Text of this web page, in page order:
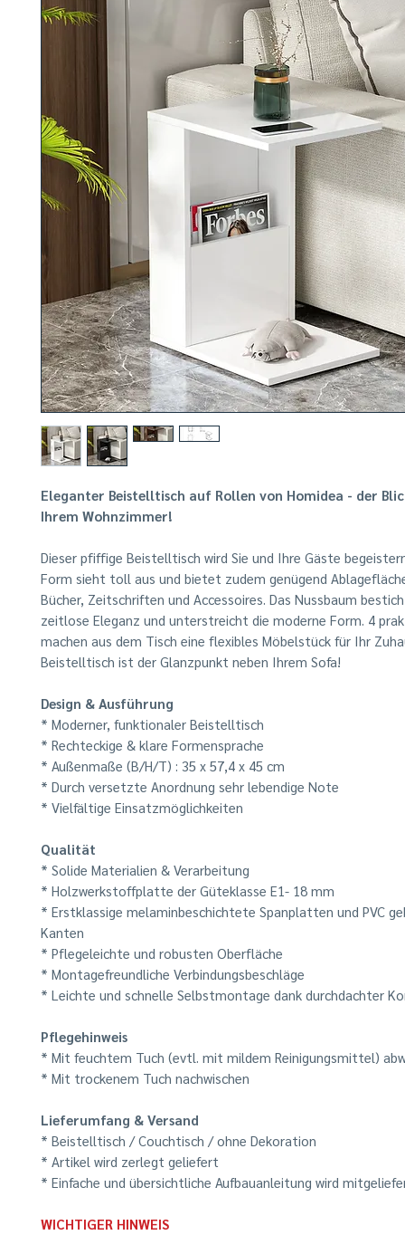
Eleganter Beistelltisch auf Rollen von Homidea - der
Ihrem Wohnzimmer!
Dieser pfiffige Beistelltisch wird Sie und Ihre Gäste
Form sieht toll aus und bietet zudem genügend
Bücher, Zeitschriften und Accessoires. Das Nussbaum
zeitlose Eleganz und unterstreicht die moderne Form. 4
machen aus dem Tisch eine flexibles Möbelstück für Ihr
Beistelltisch ist der Glanzpunkt neben Ihrem Sofa!
Design & Ausführung
* Moderner, funktionaler Beistelltisch
* Rechteckige & klare Formensprache
* Außenmaße (B/H/T) : 35 x 57,4 x 45 cm
* Durch versetzte Anordnung sehr lebendige Note
* Vielfältige Einsatzmöglichkeiten
Qualität
* Solide Materialien & Verarbeitung
* Holzwerkstoffplatte der Güteklasse E1- 18 mm
* Erstklassige melaminbeschichtete Spanplatten und PVC
Kanten
* Pflegeleichte und robusten Oberfläche
* Montagefreundliche Verbindungsbeschläge
* Leichte und schnelle Selbstmontage dank durchdachter
Pflegehinweis
* Mit feuchtem Tuch (evtl. mit mildem Reinigungsmittel)
* Mit trockenem Tuch nachwischen
Lieferumfang & Versand
* Beistelltisch / Couchtisch / ohne Dekoration
* Artikel wird zerlegt geliefert
* Einfache und übersichtliche Aufbauanleitung wird
WICHTIGER HINWEIS